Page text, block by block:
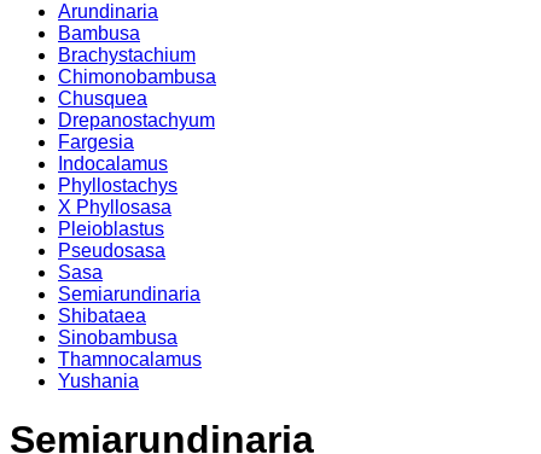
Arundinaria
Bambusa
Brachystachium
Chimonobambusa
Chusquea
Drepanostachyum
Fargesia
Indocalamus
Phyllostachys
X Phyllosasa
Pleioblastus
Pseudosasa
Sasa
Semiarundinaria
Shibataea
Sinobambusa
Thamnocalamus
Yushania
Semiarundinaria